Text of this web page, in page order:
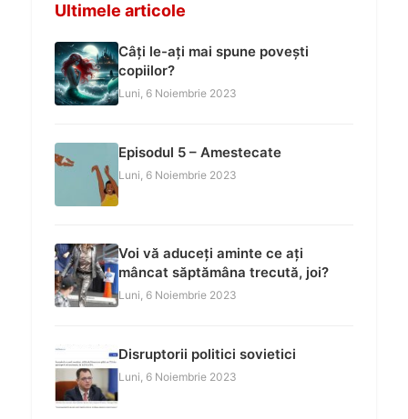
Ultimele articole
Câți le-ați mai spune povești
copiilor?
Luni, 6 Noiembrie 2023
Episodul 5 – Amestecate
Luni, 6 Noiembrie 2023
Voi vă aduceți aminte ce ați
mâncat săptămâna trecută, joi?
Luni, 6 Noiembrie 2023
Disruptorii politici sovietici
Luni, 6 Noiembrie 2023